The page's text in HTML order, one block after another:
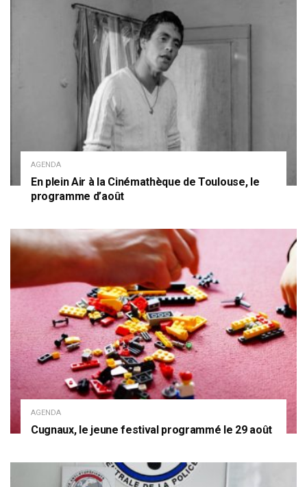
AGENDA
En plein Air à la Cinémathèque de Toulouse, le
programme d’août
AGENDA
Cugnaux, le jeune festival programmé le 29 août